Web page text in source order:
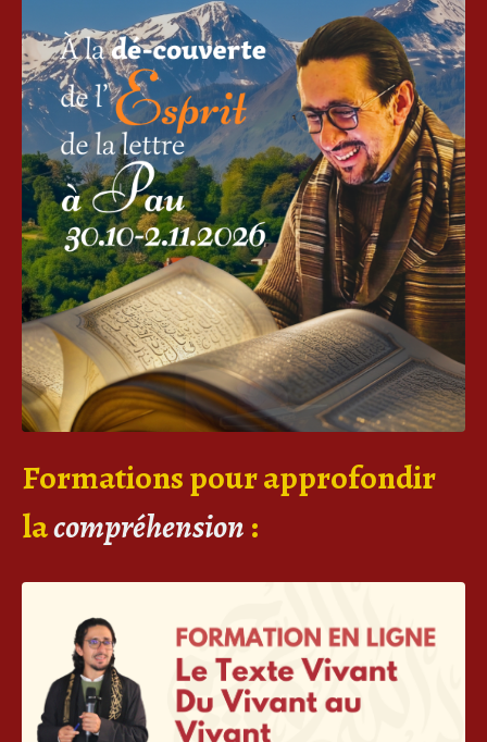
Formations pour approfondir
lacompréhension :